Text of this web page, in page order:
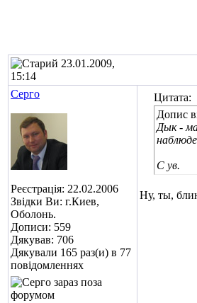
23.01.2009,
15:14
Серго
Реєстрація: 22.02.2006
Звідки Ви: г.Киев,
Оболонь.
Дописи: 559
Дякував: 706
Дякували 165 раз(и) в 77
повідомленнях
Цитата:
Допис
Дык -
С ув.
Ну, ты,